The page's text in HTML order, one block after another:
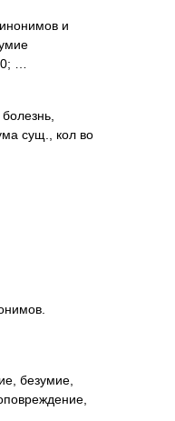
и
…
сущ., кол во
безумие,